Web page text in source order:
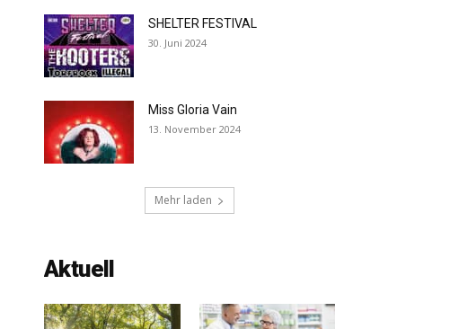
SHELTER FESTIVAL
30. Juni 2024
Miss Gloria Vain
13. November 2024
Mehr laden
Aktuell